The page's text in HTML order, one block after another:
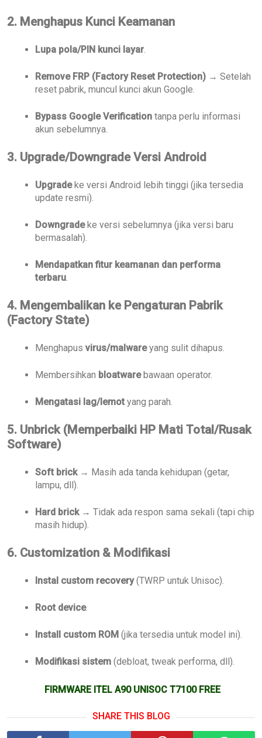
2. Menghapus Kunci Keamanan
Lupa pola/PIN kunci layar
Remove FRP (Factory Reset Protection) → Setelah
reset pabrik, muncul kunci akun Google.
Bypass Google Verification tanpa perlu informasi
akun sebelumnya.
3. Upgrade/Downgrade Versi Android
Upgradeke versi Android lebih tinggi (jika tersedia
update resmi).
Downgradeke versi sebelumnya (jika versi baru
bermasalah).
Mendapatkan fitur keamanan dan performa
terbaru
4. Mengembalikan ke Pengaturan Pabrik
(Factory State)
Menghapus virus/malwareyang sulit dihapus.
Membersihkan bloatwarebawaan operator.
Mengatasi lag/lemot yang parah.
5. Unbrick (Memperbaiki HP Mati Total/Rusak
Software)
Soft brick→ Masih ada tanda kehidupan (getar,
lampu, dll).
Hard brick→ Tidak ada respon sama sekali (tapi chip
masih hidup).
6. Customization & Modifikasi
Instal custom recovery(TWRP untuk Unisoc).
Root device.
Install custom ROM (jika tersedia untuk model ini).
Modifikasi sistem (debloat, tweak performa, dll).
FIRMWARE ITEL A90 UNISOC T7100 FREE
SHARE THIS BLOG